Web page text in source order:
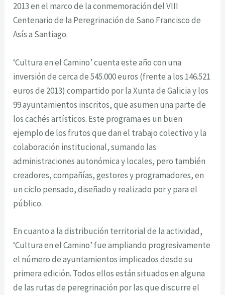
2013 en el marco de la conmemoración del VIII
Centenario de la Peregrinación de Sano Francisco de
Asís a Santiago.
‘Cultura en el Camino’ cuenta este año con una
inversión de cerca de 545.000 euros (frente a los 146.521
euros de 2013) compartido por la Xunta de Galicia y los
99 ayuntamientos inscritos, que asumen una parte de
los cachés artísticos. Este programa es un buen
ejemplo de los frutos que dan el trabajo colectivo y la
colaboración institucional, sumando las
administraciones autonómica y locales, pero también
creadores, compañías, gestores y programadores, en
un ciclo pensado, diseñado y realizado por y para el
público.
En cuanto a la distribución territorial de la actividad,
‘Cultura en el Camino’ fue ampliando progresivamente
el número de ayuntamientos implicados desde su
primera edición. Todos ellos están situados en alguna
de las rutas de peregrinación por las que discurre el